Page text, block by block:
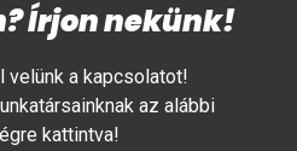
Írjon nekünk!
velünk a kapcsolatot!
az alábbi
kattintva!